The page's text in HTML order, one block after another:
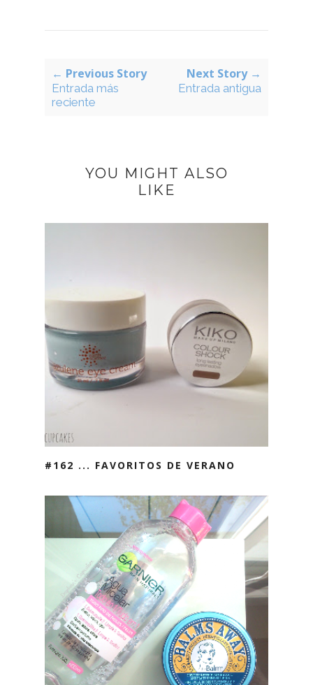
← Previous Story
Entrada más
reciente
Next Story →
Entrada antigua
YOU MIGHT ALSO
LIKE
#162 ... FAVORITOS DE VERANO